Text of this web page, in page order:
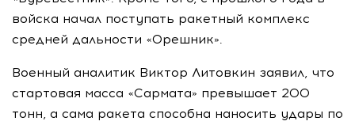
войска начал поступать ракетный комплекс
средней дальности «Орешник».
Военный аналитик Виктор Литовкин заявил, что
стартовая масса «Сармата» превышает 200
тонн, а сама ракета способна наносить удары по